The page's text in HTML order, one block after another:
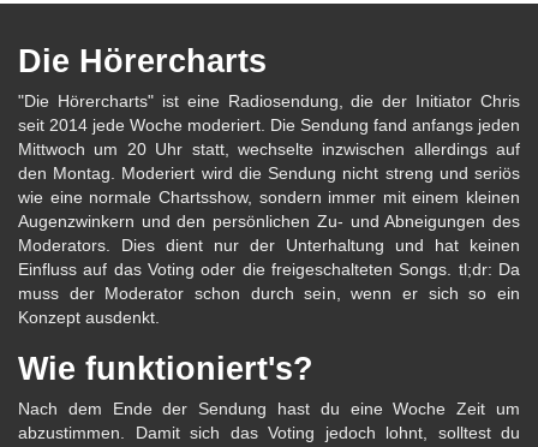
Die Hörercharts
"Die Hörercharts" ist eine Radiosendung, die der Initiator Chris
seit 2014 jede Woche moderiert. Die Sendung fand anfangs jeden
Mittwoch um 20 Uhr statt, wechselte inzwischen allerdings auf
den Montag. Moderiert wird die Sendung nicht streng und seriös
wie eine normale Chartsshow, sondern immer mit einem kleinen
Augenzwinkern und den persönlichen Zu- und Abneigungen des
Moderators. Dies dient nur der Unterhaltung und hat keinen
Einfluss auf das Voting oder die freigeschalteten Songs. tl;dr: Da
muss der Moderator schon durch sein, wenn er sich so ein
Konzept ausdenkt.
Wie funktioniert's?
Nach dem Ende der Sendung hast du eine Woche Zeit um
abzustimmen. Damit sich das Voting jedoch lohnt, solltest du